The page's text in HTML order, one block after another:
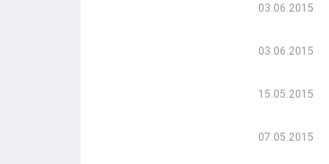
03.06.2015
03.06.2015
15.05.2015
07.05.2015